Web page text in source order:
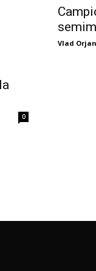
0
Vlad Orjan